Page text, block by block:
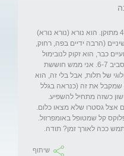
שלום. הבן שלי פג בן חצי שנה, 4.5 מתוקן. הוא נורא (נורא נורא)
(הרבה ידיים בפה, רחוק,
כבר, הוא זקוק לנובימול
כל ערב לפני השינה לילה ובבוקר סביב 6-7. אני ממש חוששת
של תלות, אבל בלי זה, הוא
שמקבל את זה (כנראה בגלל
כשזה מתחיל להשפיע.
ילדים 3 פעמים וגם אצל גסטרו שלא מצאו כלום.
קל שמטופל באומפרזול.
ככה לאורך זמן? תודה.
שיתוף